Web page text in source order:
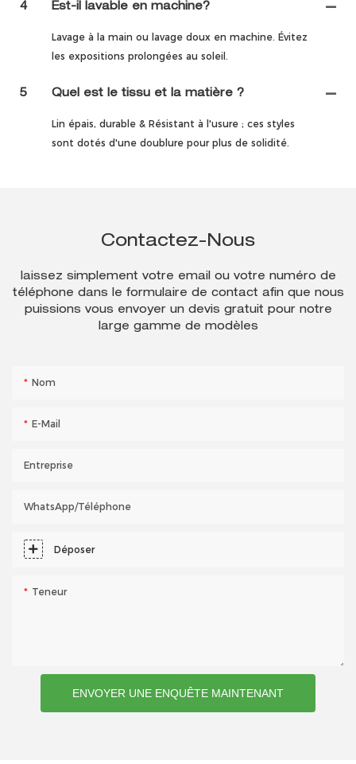
4 Est-il lavable en machine?
Lavage à la main ou lavage doux en machine. Évitez
les expositions prolongées au soleil.
5 Quel est le tissu et la matière ?
Lin épais, durable & Résistant à l'usure ; ces styles
sont dotés d'une doublure pour plus de solidité.
Contactez-Nous
laissez simplement votre email ou votre numéro de
téléphone dans le formulaire de contact afin que nous
puissions vous envoyer un devis gratuit pour notre
large gamme de modèles
Nom
E-Mail
Entreprise
WhatsApp/téléphone
Déposer
Teneur
ENVOYER UNE ENQUÊTE MAINTENANT